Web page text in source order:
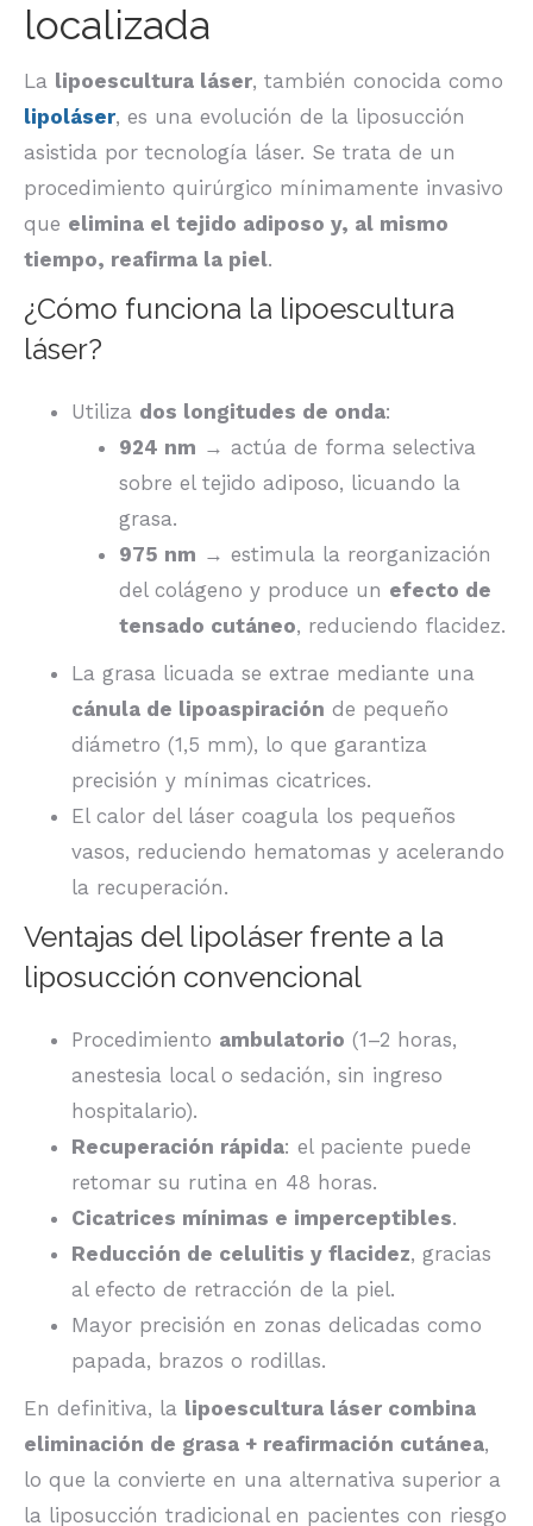
localizada
La lipoescultura láser, también conocida como
lipoláser, es una evolución de la liposucción
asistida por tecnología láser. Se trata de un
procedimiento quirúrgico mínimamente invasivo
que elimina el tejido adiposo y, al mismo
tiempo, reafirma la piel.
¿Cómo funciona la lipoescultura
láser?
Utiliza dos longitudes de onda:
924 nm → actúa de forma selectiva
sobre el tejido adiposo, licuando la
grasa.
975 nm → estimula la reorganización
del colágeno y produce un efecto de
tensado cutáneo, reduciendo flacidez.
La grasa licuada se extrae mediante una
cánula de lipoaspiración de pequeño
diámetro (1,5 mm), lo que garantiza
precisión y mínimas cicatrices.
El calor del láser coagula los pequeños
vasos, reduciendo hematomas y acelerando
la recuperación.
Ventajas del lipoláser frente a la
liposucción convencional
Procedimiento ambulatorio (1–2 horas,
anestesia local o sedación, sin ingreso
hospitalario).
Recuperación rápida: el paciente puede
retomar su rutina en 48 horas.
Cicatrices mínimas e imperceptibles.
Reducción de celulitis y flacidez, gracias
al efecto de retracción de la piel.
Mayor precisión en zonas delicadas como
papada, brazos o rodillas.
En definitiva, la lipoescultura láser combina
eliminación de grasa + reafirmación cutánea,
lo que la convierte en una alternativa superior a
la liposucción tradicional en pacientes con riesgo